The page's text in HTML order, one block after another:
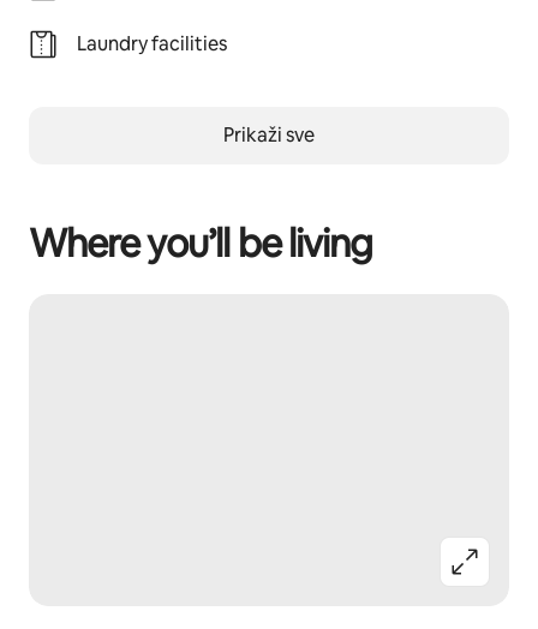
Laundry facilities
Prikaži sve
Where you’ll be living